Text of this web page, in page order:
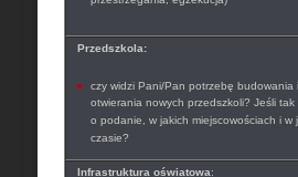
Przedszkola:
czy widzi Pani/Pan potrzebę budowania i
otwierania nowych przedszkoli? Jeśli tak
o podanie, w jakich miejscowościach i w
czasie?
Infrastruktura oświatowa: